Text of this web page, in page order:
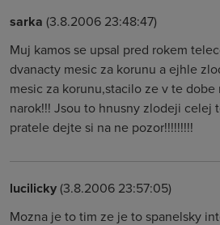
sarka (3.8.2006 23:48:47)
Muj kamos se upsal pred rokem
dvanacty mesic za korunu a ejhle
mesic za korunu,stacilo ze v te
narok!!! Jsou to hnusny zlodeji celej
pratele dejte si na ne pozor!!!!!!!!!
lucilicky(3.8.2006 23:57:05)
Mozna je to tim ze je to spanelsky